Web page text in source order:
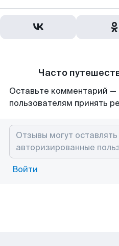
Часто
Оставьте комментарий
пользователям принять
Войти